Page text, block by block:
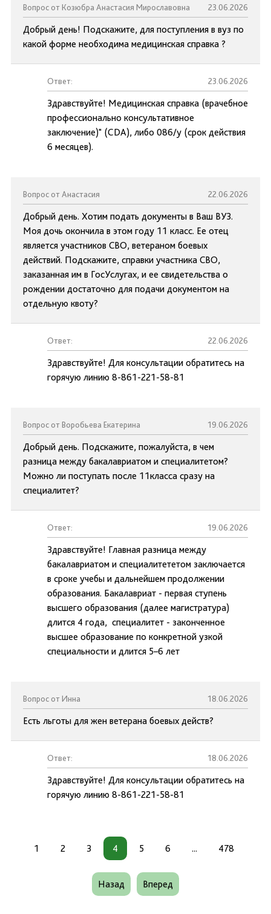
Вопрос от Козюбра Анастасия Мирославовна 23.06.2026
Добрый день! Подскажите, для поступления в вуз по
какой форме необходима медицинская справка ?
Ответ: 23.06.2026
Здравствуйте! Медицинская справка (врачебное
профессионально консультативное
заключение)" (CDA), либо 086/у (срок действия
6 месяцев).
Вопрос от Анастасия 22.06.2026
Добрый день. Хотим подать документы в Ваш ВУЗ.
Моя дочь окончила в этом году 11 класс. Ее отец
является участников СВО, ветераном боевых
действий. Подскажите, справки участника СВО,
заказанная им в ГосУслугах, и ее свидетельства о
рождении достаточно для подачи документом на
отдельную квоту?
Ответ: 22.06.2026
Здравствуйте! Для консультации обратитесь на
горячую линию 8-861-221-58-81
Вопрос от Воробьева Екатерина 19.06.2026
Добрый день. Подскажите, пожалуйста, в чем
разница между бакалавриатом и специалитетом?
Можно ли поступать после 11класса сразу на
специалитет?
Ответ: 19.06.2026
Здравствуйте! Главная разница между
бакалавриатом и специалитететом заключается
в сроке учебы и дальнейшем продолжении
образования. Бакалавриат - первая ступень
высшего образования (далее магистратура)
длится 4 года, специалитет - законченное
высшее образование по конкретной узкой
специальности и длится 5–6 лет
Вопрос от Инна 18.06.2026
Есть льготы для жен ветерана боевых действ?
Ответ: 18.06.2026
Здравствуйте! Для консультации обратитесь на
горячую линию 8-861-221-58-81
1 2 3 4 5 6 ... 478
Назад Вперед